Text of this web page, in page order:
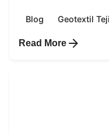
Blog Geotextil
Read More